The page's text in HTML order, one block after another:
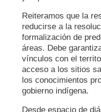
Reiteramos que la
reducirse a la
formalización de
áreas. Debe
vínculos con el
acceso a los sitios
los conocimientos
gobierno indígena.
Desde espacio de